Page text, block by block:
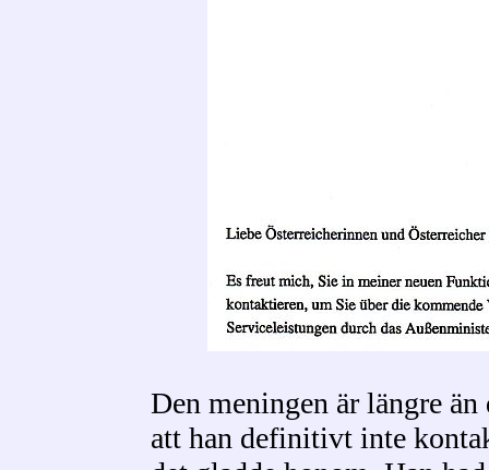
Den meningen är längre
att han definitivt inte